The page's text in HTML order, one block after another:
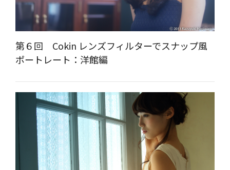
第６回 Cokin レンズフィルターでスナップ風
ポートレート：洋館編